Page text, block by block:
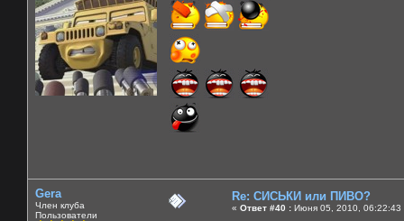
Gera
Член клуба
Пользователи
Re: СИСЬКИ или ПИВО?
« Ответ #40 : Июня 05, 2010, 06:22:43